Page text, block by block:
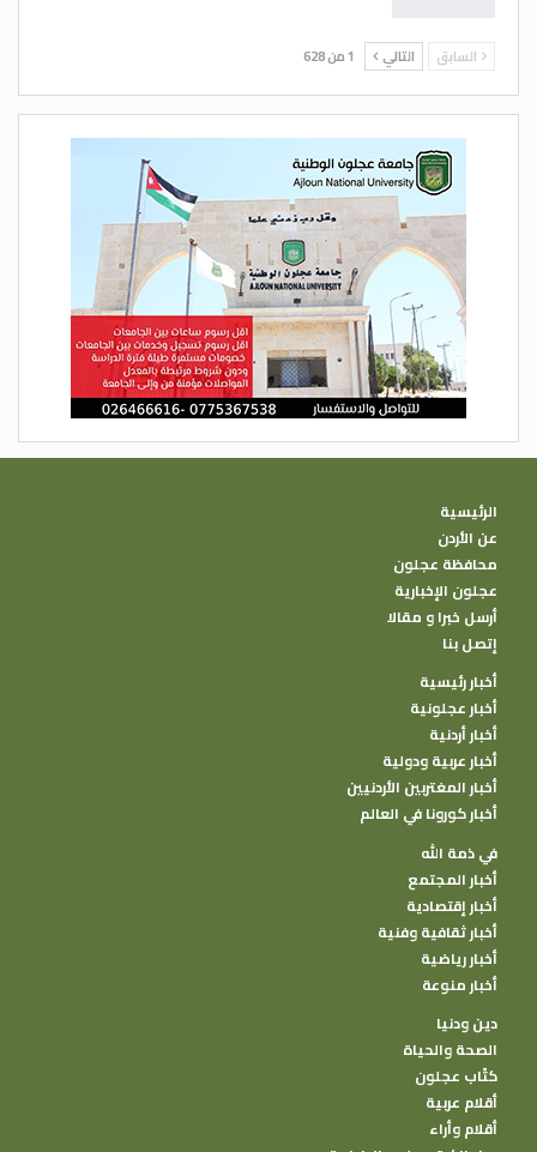
السابق التالي 1 من 628
الرئيسية
عن الأردن
محافظة عجلون
عجلون الإخبارية
أرسل خبرا و مقالا
إتصل بنا
أخبار رئيسية
أخبار عجلونية
أخبار أردنية
أخبار عربية ودولية
أخبار المغتربين الأردنيين
أخبار كورونا في العالم
في ذمة الله
أخبار المجتمع
أخبار إقتصادية
أخبار ثقافية وفنية
أخبار رياضية
أخبار منوعة
دين ودنيا
الصحة والحياة
كتًاب عجلون
أقلام عربية
أقلام وأراء